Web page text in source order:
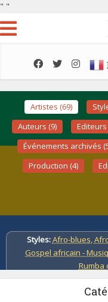
" "
Artistes (69)
Auteurs (9)
Editeurs
Événements archivés
Production (4)
Styles:Afro-blues,
Gospel africain -
Rumba